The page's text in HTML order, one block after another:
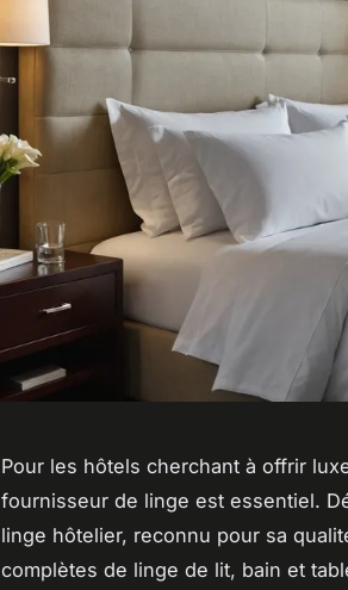
Pour les hôtels cherchant à offrir
fournisseur de linge est essentiel.
linge hôtelier, reconnu pour sa
complètes de linge de lit, bain et